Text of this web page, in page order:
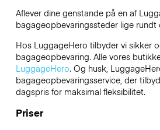
Aflever dine genstande på en af
bagageopbevaringssteder lige rundt
Hos LuggageHero tilbyder vi sikker
bagageopbevaring. Alle vores
LuggageHero. Og husk,
bagageopbevaringsservice, der
dagspris for maksimal fleksibilitet.
Priser